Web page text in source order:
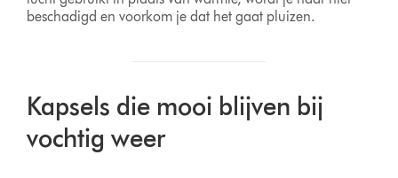
beschadigd en voorkom je dat het gaat pluizen.
Kapsels die mooi blijven bij
vochtig weer